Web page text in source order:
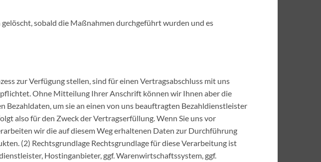
sobald die Maßnahmen durchgeführt wurden und es
zur Verfügung stellen, sind für einen Vertragsabschluss mit uns
Ohne Mitteilung Ihrer Anschrift können wir Ihnen aber die
um sie an einen von uns beauftragten Bezahldienstleister
also für den Zweck der Vertragserfüllung. Wenn Sie uns vor
wir die auf diesem Weg erhaltenen Daten zur Durchführung
(2) Rechtsgrundlage Rechtsgrundlage für diese Verarbeitung ist
Hostinganbieter, ggf. Warenwirtschaftssystem, ggf.